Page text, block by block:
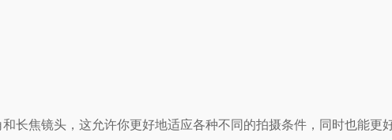
焦镜头，这允许你更好地适应各种不同的拍摄条件，同时也能更好